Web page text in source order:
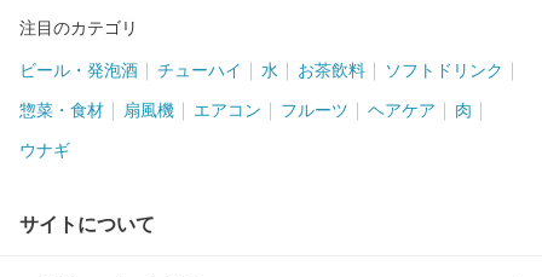
注目のカテゴリ
ビール・発泡酒 チューハイ 水 お茶飲料 ソフトドリンク
惣菜・食材 扇風機 エアコン フルーツ ヘアケア 肉
ウナギ
サイトについて